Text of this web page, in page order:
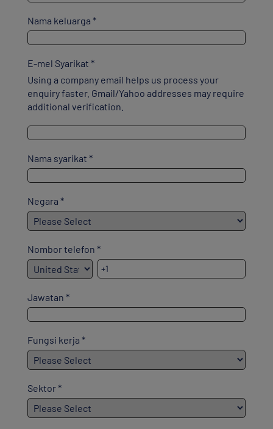
Nama keluarga *
E-mel Syarikat *
Using a company email helps us process your
enquiry faster. Gmail/Yahoo addresses may require
additional verification.
Nama syarikat *
Negara *
Nombor telefon *
Jawatan *
Fungsi kerja *
Sektor*